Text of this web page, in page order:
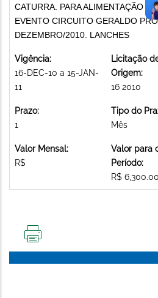
CATURRA. PARA ALIMENTAÇÃO
EVENTO CIRCUITO GERALDO
DEZEMBRO/2010. LANCHES
Vigência:
16-DEC-10 a 15-JAN-
11
Licitação
Origem:
16 2010
Prazo:
1
Tipo do
Mês
Valor Mensal:
R$
Valor para
Período:
R$ 6,300.00
PÁGINA